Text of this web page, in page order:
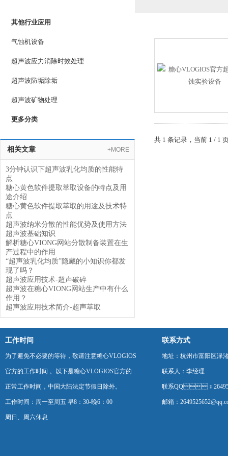
其他行业应用
气蚀机设备
超声波应力消除时效处理
超声波防垢除垢
超声波矿物处理
更多分类
相关文章 +MORE
3分钟认识下超声波乳化均质的性能特
点
糖心黄色软件提取萃取设备的特点及用
途介绍
糖心黄色软件提取萃取的用途及技术特
点
超声波纳米分散的性能优势及使用方法
超声波基础知识
解析糖心VIONG网站分散制备装置在生
产过程中的作用
“超声波乳化均质”隐藏的小知识你都发
现了吗？
超声波应用技术-超声破碎
超声波在糖心VIONG网站生产中有什么
作用？
超声波应用技术简介-超声萃取
共 1 条记录，当前 1
工作时间
为了避免不必要的等待，敬请注意糖心VLOGIOS
官方的工作时间 。以下是糖心VLOGIOS官方的
正常工作时间，中国大陆法定节假日除外。
工作时间：周一至周五 早8：30-晚6：00
周日、周六休息
联系方式
地址：杭州市富阳区渌
联系人：李经理
联系QQ：
邮箱：